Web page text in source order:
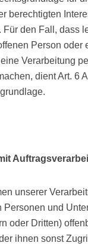
berechtigten
Für den Fall, dass
Person oder
Verarbeitung
dient Art. 6
unserer
Personen und
oder Dritten)
ihnen sonst